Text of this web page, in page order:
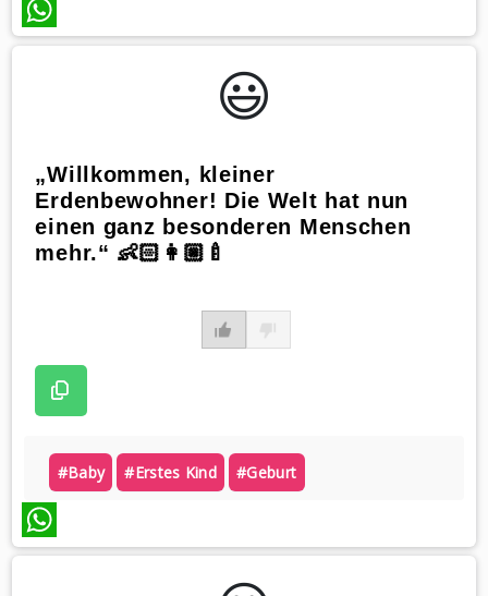
WhatsApp
😃️
„Willkommen, kleiner
Erdenbewohner! Die Welt hat nun
einen ganz besonderen Menschen
mehr.“ 👶🏻👩🏼‍🍼
#baby #erstes Kind #geburt
WhatsApp